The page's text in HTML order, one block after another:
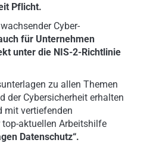
Pflicht.
Cyber-
für Unternehmen
unter die NIS-2-Richtlinie
zu allen Themen
der Cybersicherheit erhalten
mit vertiefenden
aktuellen Arbeitshilfe
Datenschutz“.